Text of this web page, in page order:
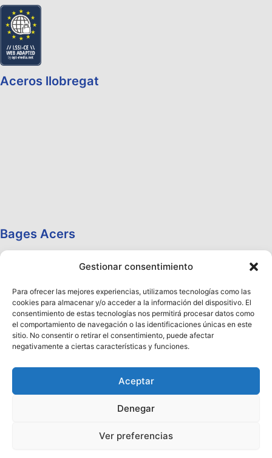
Gestionar consentimiento
Para ofrecer las mejores experiencias, utilizamos tecnologías como las
cookies para almacenar y/o acceder a la información del dispositivo. El
consentimiento de estas tecnologías nos permitirá procesar datos como
el comportamiento de navegación o las identificaciones únicas en este
sitio. No consentir o retirar el consentimiento, puede afectar
negativamente a ciertas características y funciones.
Aceptar
Denegar
Ver preferencias
Aceros llobregat
Bages Acers
Copyright © 2026 Aceros Llobregat